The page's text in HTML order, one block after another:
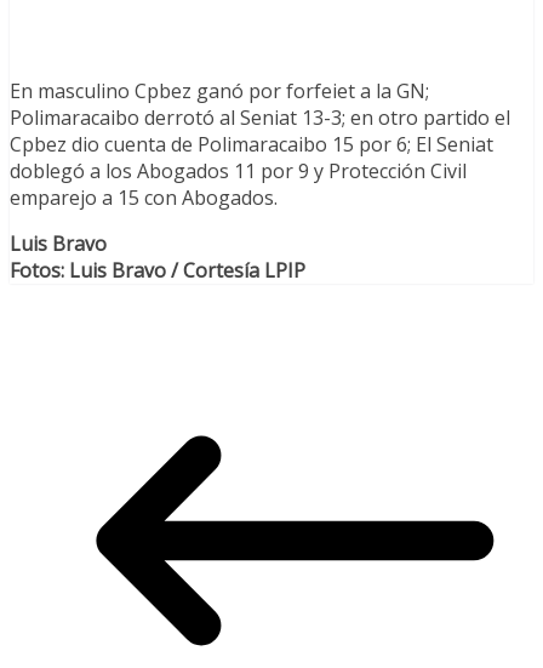
En masculino Cpbez ganó por forfeiet a la GN;
Polimaracaibo derrotó al Seniat 13-3; en otro partido el
Cpbez dio cuenta de Polimaracaibo 15 por 6; El Seniat
doblegó a los Abogados 11 por 9 y Protección Civil
emparejo a 15 con Abogados.
Luis Bravo
Fotos: Luis Bravo / Cortesía LPIP